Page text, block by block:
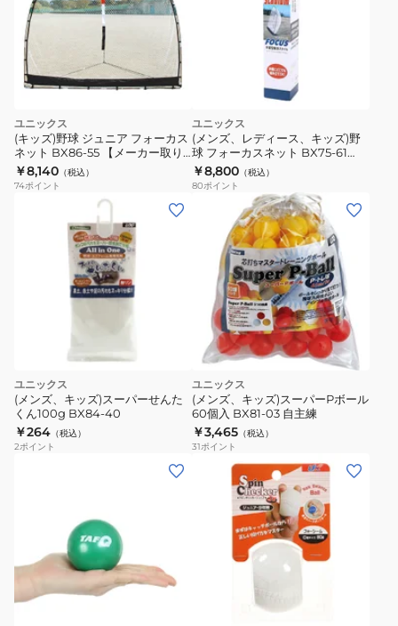
ト
パ
ン
チ
BX77-
02.
ユニックス
(キッズ)野球 ジュニア フォーカス
ネット BX86-55 【メーカー取り
寄せ】
￥8,140 （税込）
74ポイント
ユニックス
(メンズ、レディース、キッズ)野
球 フォーカスネット BX75-61
【メーカー取り寄せ】
￥8,800 （税込）
80ポイント
ユニックス
(メンズ、キッズ)スーパーせんた
くん100g BX84-40
￥264 （税込）
2ポイント
ユニックス
(メンズ、キッズ)スーパーPボール
60個入 BX81-03 自主練
￥3,465 （税込）
31ポイント
ィ
ホ